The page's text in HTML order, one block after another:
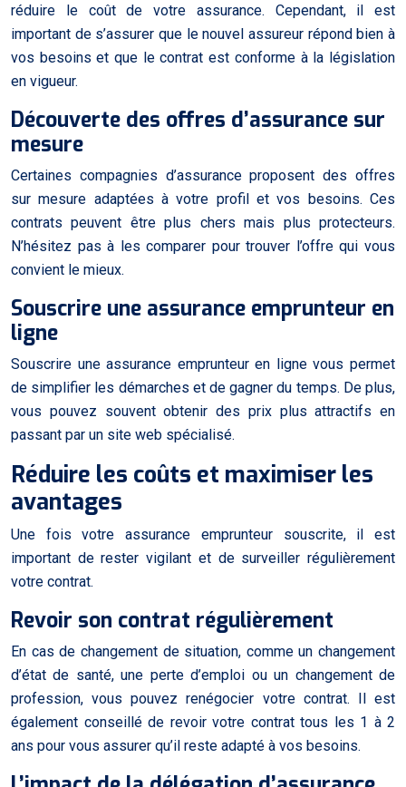
réduire le coût de votre assurance. Cependant, il est
important de s’assurer que le nouvel assureur répond bien à
vos besoins et que le contrat est conforme à la législation
en vigueur.
Découverte des offres d’assurance sur
mesure
Certaines compagnies d’assurance proposent des offres
sur mesure adaptées à votre profil et vos besoins. Ces
contrats peuvent être plus chers mais plus protecteurs.
N’hésitez pas à les comparer pour trouver l’offre qui vous
convient le mieux.
Souscrire une assurance emprunteur en
ligne
Souscrire une assurance emprunteur en ligne vous permet
de simplifier les démarches et de gagner du temps. De plus,
vous pouvez souvent obtenir des prix plus attractifs en
passant par un site web spécialisé.
Réduire les coûts et maximiser les
avantages
Une fois votre assurance emprunteur souscrite, il est
important de rester vigilant et de surveiller régulièrement
votre contrat.
Revoir son contrat régulièrement
En cas de changement de situation, comme un changement
d’état de santé, une perte d’emploi ou un changement de
profession, vous pouvez renégocier votre contrat. Il est
également conseillé de revoir votre contrat tous les 1 à 2
ans pour vous assurer qu’il reste adapté à vos besoins.